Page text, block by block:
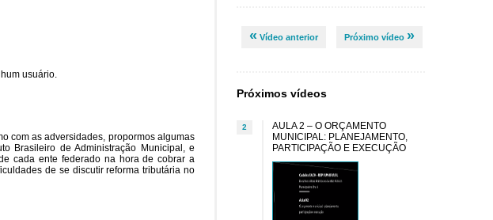
usuário.
com as adversidades, propormos algumas
Brasileiro de Administração Municipal, e
cada ente federado na hora de cobrar a
de se discutir reforma tributária no
« Vídeo anterior Próximo vídeo »
Próximos vídeos
2
AULA 2 – O ORÇAMENTO
MUNICIPAL: PLANEJAMENTO,
PARTICIPAÇÃO E EXECUÇÃO